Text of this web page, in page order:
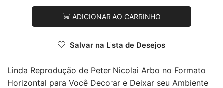
ADICIONAR AO CARRINHO
Salvar na Lista de Desejos
Linda Reprodução de Peter Nicolai Arbo no Formato
Horizontal para Você Decorar e Deixar seu Ambiente